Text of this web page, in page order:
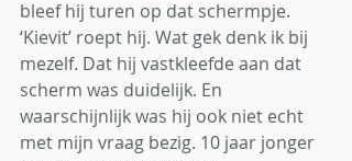
bleef hij turen op dat schermpje.
‘Kievit’ roept hij. Wat gek denk ik bij
mezelf. Dat hij vastkleefde aan dat
scherm was duidelijk. En
waarschijnlijk was hij ook niet echt
met mijn vraag bezig. 10 jaar jonger